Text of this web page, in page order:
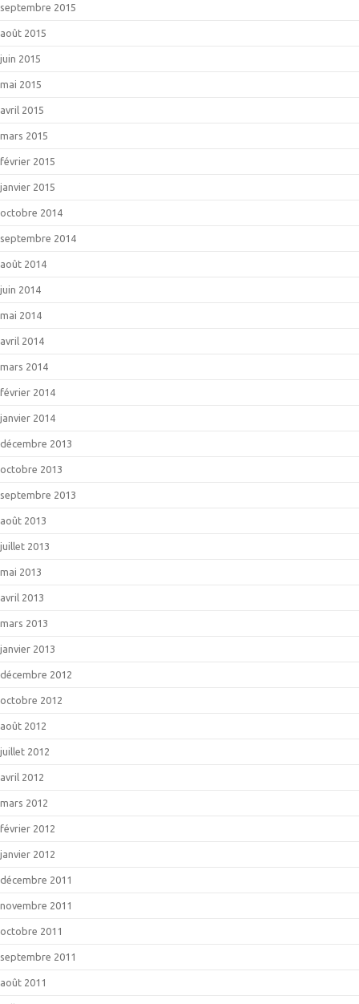
septembre 2015
août 2015
juin 2015
mai 2015
avril 2015
mars 2015
février 2015
janvier 2015
octobre 2014
septembre 2014
août 2014
juin 2014
mai 2014
avril 2014
mars 2014
février 2014
janvier 2014
décembre 2013
octobre 2013
septembre 2013
août 2013
juillet 2013
mai 2013
avril 2013
mars 2013
janvier 2013
décembre 2012
octobre 2012
août 2012
juillet 2012
avril 2012
mars 2012
février 2012
janvier 2012
décembre 2011
novembre 2011
octobre 2011
septembre 2011
août 2011